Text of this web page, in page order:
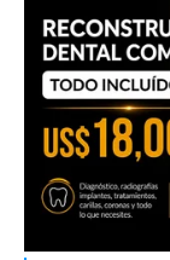
HOW TO